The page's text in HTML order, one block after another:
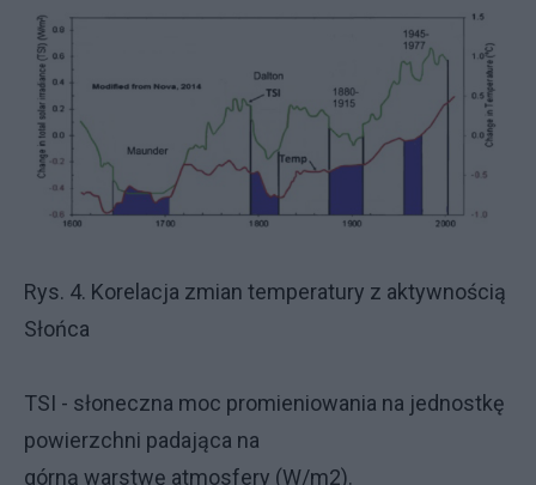
Rys. 4. Korelacja zmian temperatury z aktywnością
Słońca
TSI - słoneczna moc promieniowania na jednostkę
powierzchni padająca na
górną warstwę atmosfery (W/m2).